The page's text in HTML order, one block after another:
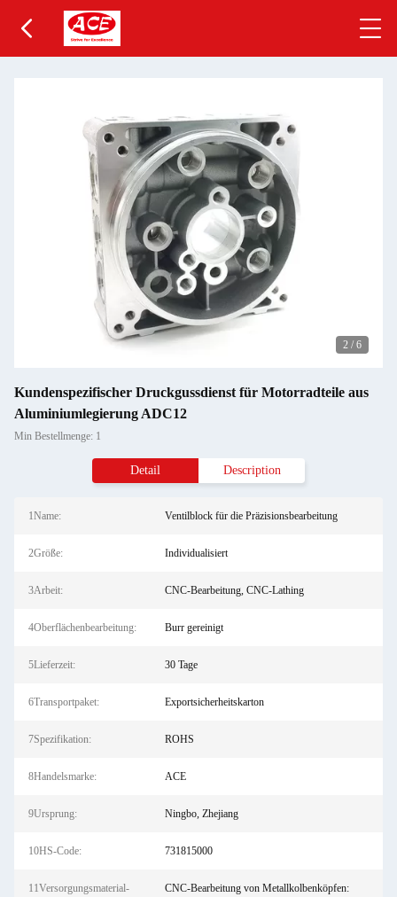
2 / 6
Kundenspezifischer Druckgussdienst für Motorradteile aus
Aluminiumlegierung ADC12
Min Bestellmenge: 1
Detail Description
1Name: Ventilblock für die Präzisionsbearbeitung
2Größe: Individualisiert
3Arbeit: CNC-Bearbeitung, CNC-Lathing
4Oberflächenbearbeitung: Burr gereinigt
5Lieferzeit: 30 Tage
6Transportpaket: Exportsicherheitskarton
7Spezifikation: ROHS
8Handelsmarke: ACE
9Ursprung: Ningbo, Zhejiang
10HS-Code: 731815000
11Versorgungsmaterial-
CNC-Bearbeitung von Metallkolbenköpfen: